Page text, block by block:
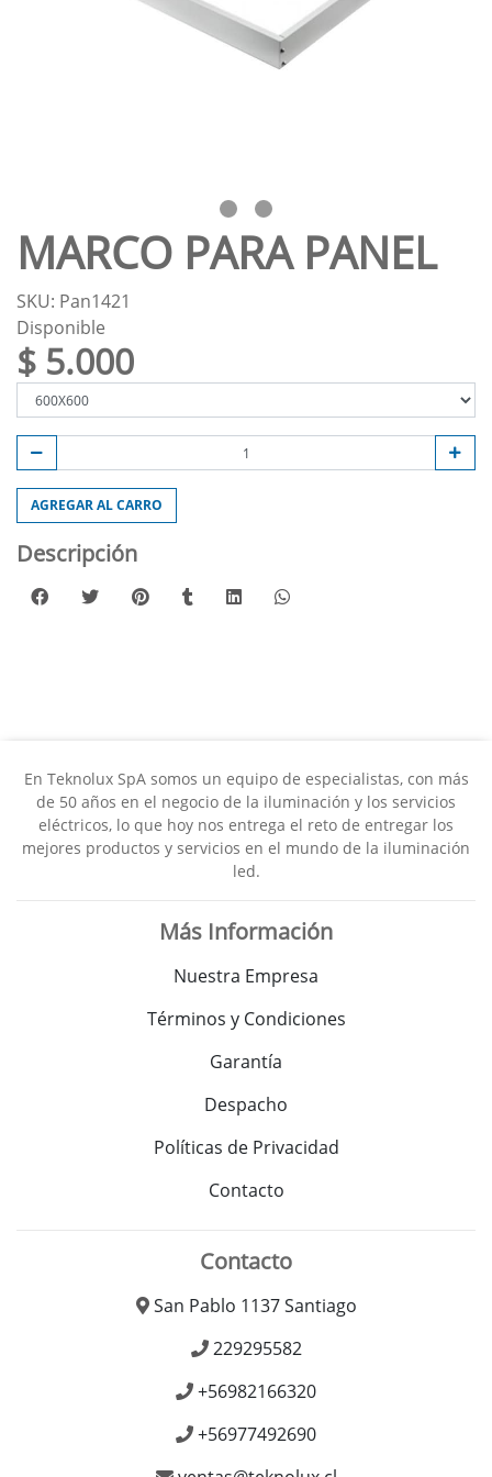
MARCO PARA PANEL
SKU: Pan1421
Disponible
$ 5.000
AGREGAR AL CARRO
Descripción
En Teknolux SpA somos un equipo de especialistas, con más
de 50 años en el negocio de la iluminación y los servicios
eléctricos, lo que hoy nos entrega el reto de entregar los
mejores productos y servicios en el mundo de la iluminación
led.
Más Información
Nuestra Empresa
Términos y Condiciones
Garantía
Despacho
Políticas de Privacidad
Contacto
Contacto
San Pablo 1137 Santiago
229295582
+56982166320
+56977492690